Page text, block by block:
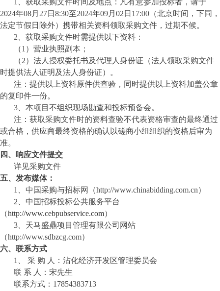
1、获取采购文件时间及地点：凡有意参加投标者，请于
2024年08月 27日 8:30至2024年09月 02 日 17:00（北京时间，下同，
法定节假日除外）携带相关资料领取采购文件，过期不候。
2、获取采购文件时需提供以下资料：
（1）营业执照副本；
（2）法人授权委托书及代理人身份证（法人领取采购文件
时提供法人证明及法人身份证）
。
注：提供以上资料原件供查验，同时提供以上资料加盖公章
的复印件一份。
3、本项目不组织现场勘查和投标预备会。
注：获取采购文件时的资料查验不代表资格审查的最终通过
或合格， 供应商最终资格的确认以磋商小组组织的资格后审为
准。
四、
响应文件提交
详见采购文件
五、发布媒体：
1、中国采购与招标网（http://www.chinabidding.com.cn）
2、中国招标投标公共服务平台
（http://www.cebpubservice.com）
3、 天马盛鼎项目管理有限公司 网站
（http://www.sdbzcg.com）
六、联系方式
1、 采 购 人： 沾化经济开发区管理委员会
联 系 人： 宋先生
联系方式： 17854383713